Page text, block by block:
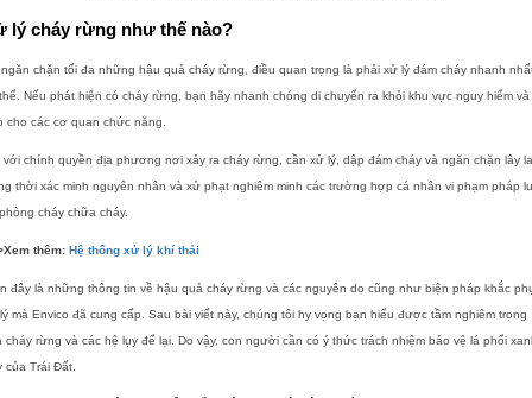
lý cháy rừng như thế nào?
chặn tối đa những hậu quả cháy rừng, điều quan trọng là phải xử lý đám cháy nhanh
Nếu phát hiện có cháy rừng, bạn hãy nhanh chóng di chuyển ra khỏi khu vực nguy hiểm và
cho các cơ quan chức năng.
với chính quyền địa phương nơi xảy ra cháy rừng, cần xử lý, dập đám cháy và ngăn chặn lây
thời xác minh nguyên nhân và xử phạt nghiêm minh các trường hợp cá nhân vi phạm pháp
cháy chữa cháy.
thêm: Hệ thống xử lý khí thải
đây là những thông tin về hậu quả cháy rừng và các nguyên do cũng như biện pháp khắc
mà Envico đã cung cấp. Sau bài viết này, chúng tôi hy vọng bạn hiểu được tầm nghiêm trọng
cháy rừng và các hệ lụy để lại. Do vậy, con người cần có ý thức trách nhiệm bảo vệ lá phổi
của Trái Đất.